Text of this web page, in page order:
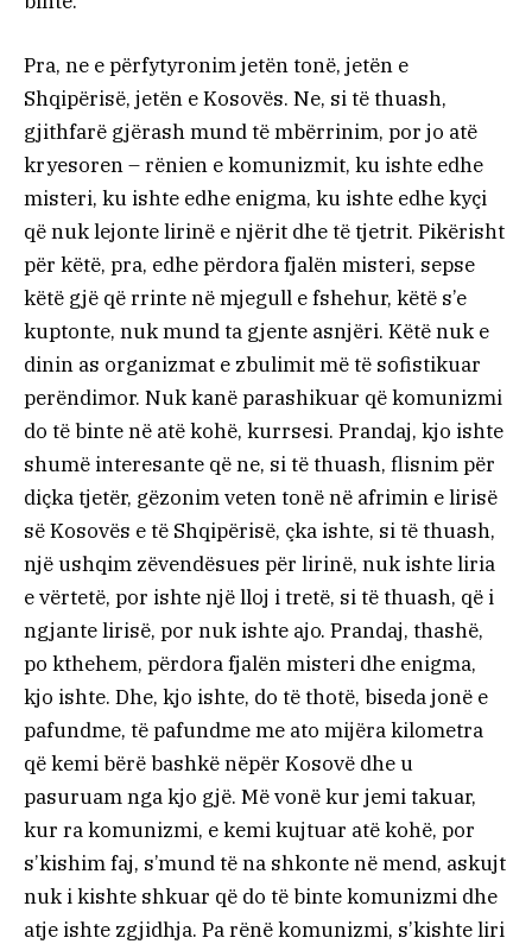
Pra, ne e përfytyronim jetën tonë, jetën e
Shqipërisë, jetën e Kosovës. Ne, si të thuash,
gjithfarë gjërash mund të mbërrinim, por jo atë
kryesoren – rënien e komunizmit, ku ishte edhe
misteri, ku ishte edhe enigma, ku ishte edhe kyçi
që nuk lejonte lirinë e njërit dhe të tjetrit. Pikërisht
për këtë, pra, edhe përdora fjalën misteri, sepse
këtë gjë që rrinte në mjegull e fshehur, këtë s’e
kuptonte, nuk mund ta gjente asnjëri. Këtë nuk e
dinin as organizmat e zbulimit më të sofistikuar
perëndimor. Nuk kanë parashikuar që komunizmi
do të binte në atë kohë, kurrsesi. Prandaj, kjo ishte
shumë interesante që ne, si të thuash, flisnim për
diçka tjetër, gëzonim veten tonë në afrimin e lirisë
së Kosovës e të Shqipërisë, çka ishte, si të thuash,
një ushqim zëvendësues për lirinë, nuk ishte liria
e vërtetë, por ishte një lloj i tretë, si të thuash, që i
ngjante lirisë, por nuk ishte ajo. Prandaj, thashë,
po kthehem, përdora fjalën misteri dhe enigma,
kjo ishte. Dhe, kjo ishte, do të thotë, biseda jonë e
pafundme, të pafundme me ato mijëra kilometra
që kemi bërë bashkë nëpër Kosovë dhe u
pasuruam nga kjo gjë. Më vonë kur jemi takuar,
kur ra komunizmi, e kemi kujtuar atë kohë, por
s’kishim faj, s’mund të na shkonte në mend, askujt
nuk i kishte shkuar që do të binte komunizmi dhe
atje ishte zgjidhja. Pa rënë komunizmi, s’kishte liri